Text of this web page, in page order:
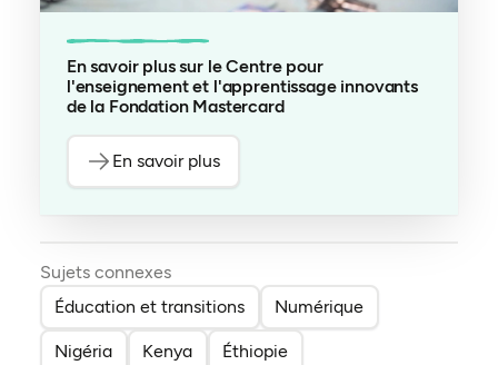
En savoir plus sur le Centre pour
l'enseignement et l'apprentissage innovants
de la Fondation Mastercard
En savoir plus
Sujets connexes
Éducation et transitions
Numérique
Nigéria Kenya Éthiopie